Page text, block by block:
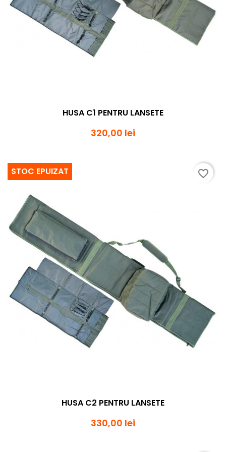
HUSA C1 PENTRU LANSETE
320,00 lei
HUSA C2 PENTRU LANSETE
330,00 lei
STOC EPUIZAT favorite_border